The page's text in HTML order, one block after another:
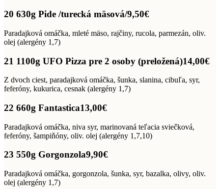
20 630g Pide /turecká mäsová/9,50€
Paradajková omáčka, mleté mäso, rajčiny, rucola, parmezán, oliv.
olej (alergény 1,7)
21 1100g UFO Pizza pre 2 osoby (preložená)14,00€
Z dvoch ciest, paradajková omáčka, šunka, slanina, cibuľa, syr,
feferóny, kukurica, cesnak (alergény 1,7)
22 660g Fantastica13,00€
Paradajková omáčka, niva syr, marinovaná teľacia sviečková,
feferóny, šampiňóny, oliv. olej (alergény 1,7,10)
23 550g Gorgonzola9,90€
Paradajková omáčka, gorgonzola, šunka, syr, bazalka, olivy, oliv.
olej (alergény 1,7)